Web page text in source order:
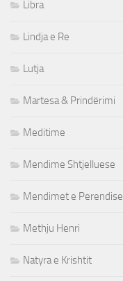
Libra
Lindja e Re
Lutja
Martesa & Prindërimi
Meditime
Mendime Shtjelluese
Mendimet e Perendise
Methju Henri
Natyra e Krishtit